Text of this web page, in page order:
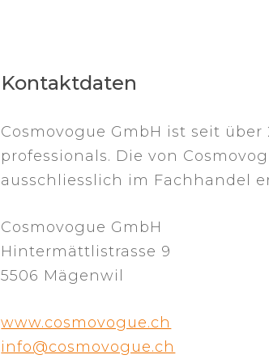
Kontaktdaten
Cosmovogue GmbH ist seit
professionals. Die von
ausschliesslich im Fachhandel
Cosmovogue GmbH
Hintermättlistrasse 9
5506 Mägenwil
www.cosmovogue.ch
info@cosmovogue.ch